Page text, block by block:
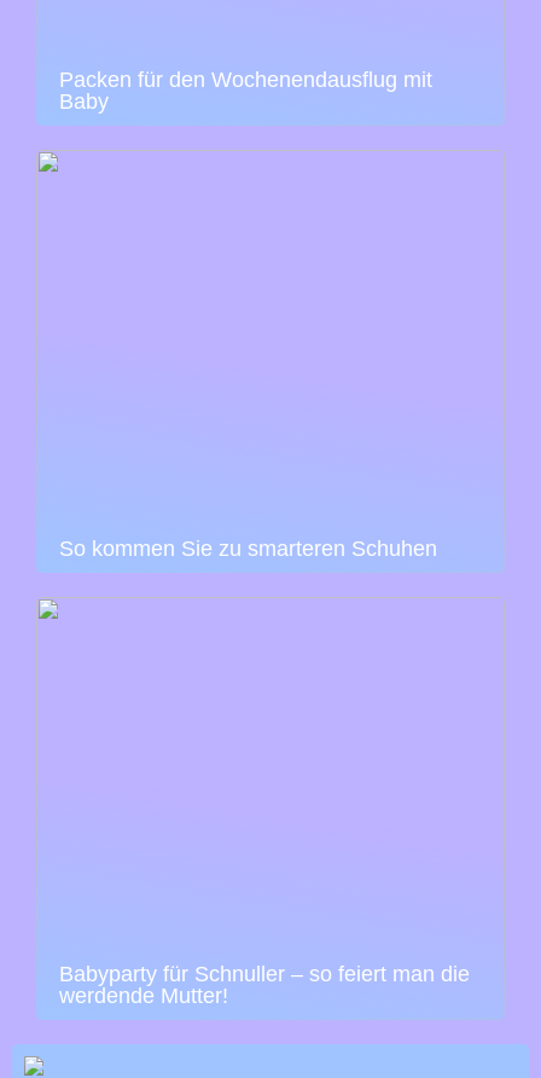
Packen für den Wochenendausflug mit
Baby
So kommen Sie zu smarteren Schuhen
Babyparty für Schnuller – so feiert man die
werdende Mutter!